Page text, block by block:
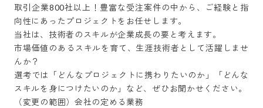
取引企業800社以上！豊富な受注案件の中から、ご経験と指
向性にあったプロジェクトをお任せします。
当社は、技術者のスキルが企業成長の要と考えます。
市場価値のあるスキルを育て、生涯技術者として活躍しませ
んか？
選考では「どんなプロジェクトに携わりたいのか」「どんな
スキルを身につけたいのか」など、ぜひお聞かせください。
（変更の範囲）会社の定める業務